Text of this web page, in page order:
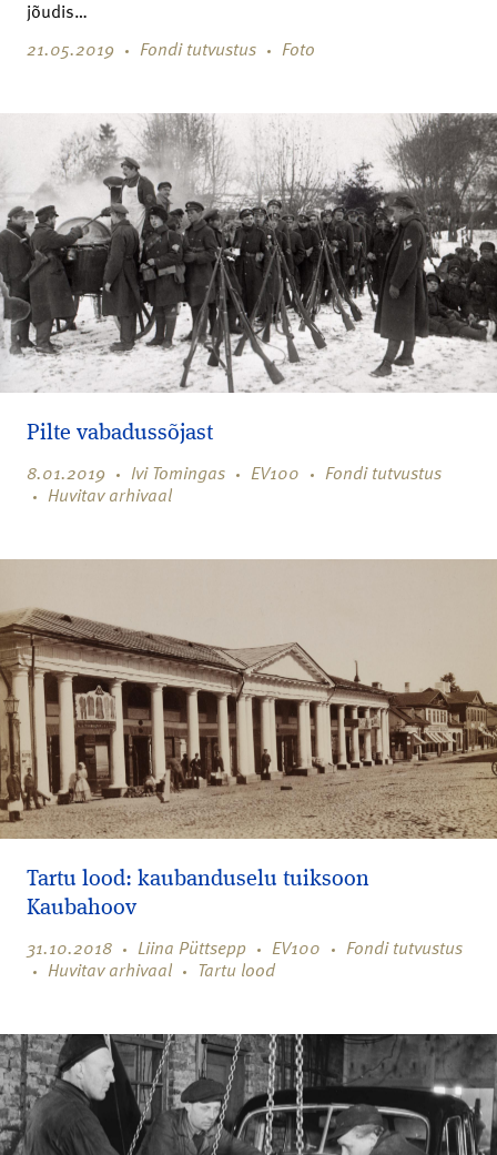
jõudis…
21.05.2019
Fondi tutvustus Foto
Pilte vabadussõjast
8.01.2019 Ivi Tomingas EV100
Fondi tutvustus
Huvitav arhivaal
Tartu lood: kaubanduselu tuiksoon
Kaubahoov
31.10.2018 Liina Püttsepp EV100
Fondi tutvustus
Huvitav arhivaal
Tartu lood